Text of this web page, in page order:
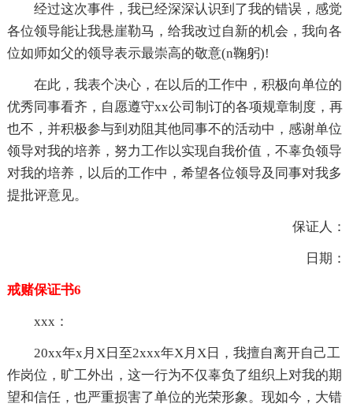
经过这次事件，我已经深深认识到了我的错误，感觉
各位领导能让我悬崖勒马，给我改过自新的机会，我向各
位如师如父的领导表示最崇高的敬意(n鞠躬)!
在此，我表个决心，在以后的工作中，积极向单位的
优秀同事看齐，自愿遵守xx公司制订的各项规章制度，再
也不，并积极参与到劝阻其他同事不的活动中，感谢单位
领导对我的培养，努力工作以实现自我价值，不辜负领导
对我的培养，以后的工作中，希望各位领导及同事对我多
提批评意见。
保证人：
日期：
戒赌保证书6
xxx：
20xx年x月X日至2xxx年X月X日，我擅自离开自己工
作岗位，旷工外出，这一行为不仅辜负了组织上对我的期
望和信任，也严重损害了单位的光荣形象。现如今，大错